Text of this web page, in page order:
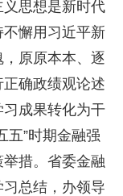
思想是新时代
懈用习近平新
原原本本、逐
确政绩观论述
成果转化为干
五”时期金融强
措。省委金融
总结，办领导